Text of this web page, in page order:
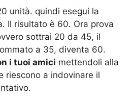
unità. quindi esegui la
Il risultato è 60. Ora prova
sottrai 20 da 45, il
a 35, diventa 60.
i tuoi amici mettendoli alla
riescono a indovinare il